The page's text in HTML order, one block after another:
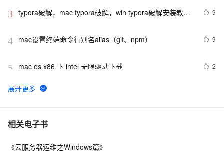
3 typora破解，mac typora破解，win typora破解安装教程
9
4 mac设置终端命令行别名alias（git、npm） 9
5 mac os x86 下 intel 无限驱动下载 2
6 mac下Android Studio 快捷键(持续更新)
7
8 实用代码-C#获取本机网络适配器信息及MAC地址
相关电子书
《云服务器运维之Windows篇》